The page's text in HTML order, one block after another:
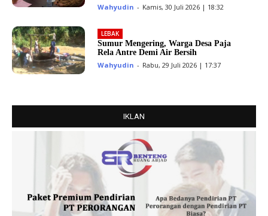
Wahyudin - Kamis, 30 Juli 2026 | 18:32
LEBAK
Sumur Mengering, Warga Desa Paja
Rela Antre Demi Air Bersih
Wahyudin - Rabu, 29 Juli 2026 | 17:37
IKLAN